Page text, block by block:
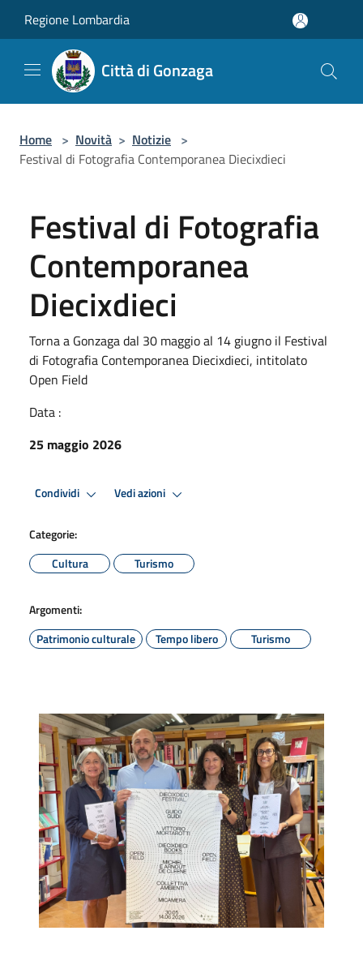
Regione Lombardia
Città di Gonzaga
Home > Novità > Notizie >
Festival di Fotografia Contemporanea Diecixdieci
Festival di Fotografia
Contemporanea
Diecixdieci
Torna a Gonzaga dal 30 maggio al 14 giugno il Festival
di Fotografia Contemporanea Diecixdieci, intitolato
Open Field
Data :
25 maggio 2026
Condividi Vedi azioni
Categorie:
Cultura
Turismo
Argomenti:
Patrimonio culturale
Tempo libero Turismo